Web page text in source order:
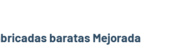
baratas Mejorada